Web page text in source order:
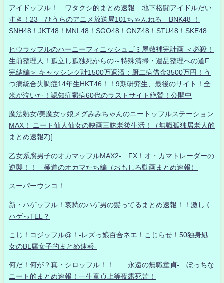
アイドッフル！ ワタクシ的まとめ速報 地下格闘アイドルだい
すき！23 ひうらのアニメ放送局101ちゃんねる BNK48 ！
SNH48！JKT48！MNL48！SGO48！GNZ48！STU48！SKE48
ヒウラッフルのハーニーフィニッシュゴミ屋敷補完計画 ＜必殺！
生前整理人！孤立し孤独死からの～特殊清掃・遺品整理への道F
完結編＞ キャッシング計1500万返済：厨二病借金3500万円！う
つ病統合失調症14年生HKT46！！9期研究生、最後のサイト！全
米が泣いた！認知症鬱病60代のラストサイト絶賛！公開中
魔法熟女/美魔女ッ娘メグみみちゃんのニートッフルステーション
MAX！ ニート仙人仙女の映画三昧老後生活！（無職孤独居老人的
まとめ速報Z)]
乙女系腐男子のオカマッフルMAX2- FX！オ・カマトレーダーの
逆襲！！ 極道のオカマたち編（おもしろ動画まとめ速報）
スーパーウンコ！
新・ハゲッフル！哀愁のハゲ男の髪ってるまとめ速報！！激しく
ハゲっTEL？
こじ！コジッフル@！-レズっ娘百合ネエ！こじらせ！50独身処
女のBL腐女子的まとめ速報-
何だ！何が？真・シロッフル！！ 永遠の無職童貞- ぼっちな
ニート的まとめ速報！一生童貞上等夜露死苦！